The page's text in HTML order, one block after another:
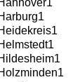
1
1
1
1
1
1